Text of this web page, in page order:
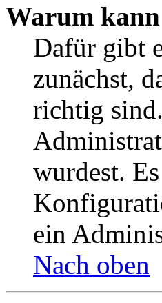
Warum
Dafür gibt
zunächst,
richtig
wurdest.
ein
Nach oben